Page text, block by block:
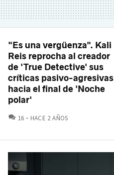
"Es una vergüenza". Kali
Reis reprocha al creador
de 'True Detective' sus
críticas pasivo-agresivas
hacia el final de 'Noche
polar'
16 COMENTARIOS
HACE 2 AÑOS